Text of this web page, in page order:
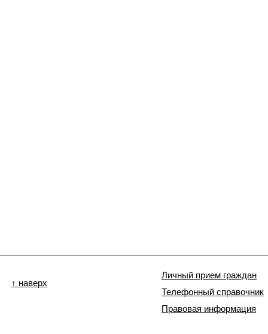
↑ наверх
Личный прием граждан
Телефонный справочник
Правовая информация